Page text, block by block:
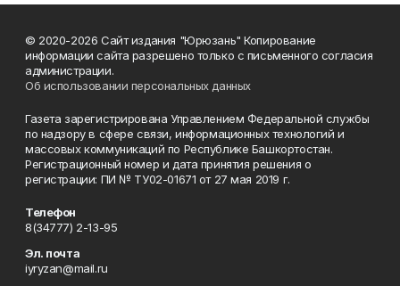
© 2020-2026 Сайт издания "Юрюзань" Копирование
информации сайта разрешено только с письменного согласия
администрации.
Об использовании персональных данных
Газета зарегистрирована Управлением Федеральной службы
по надзору в сфере связи, информационных технологий и
массовых коммуникаций по Республике Башкортостан.
Регистрационный номер и дата принятия решения о
регистрации: ПИ № ТУ02-01671 от 27 мая 2019 г.
Телефон
8(34777) 2-13-95
Эл. почта
iyryzan@mail.ru